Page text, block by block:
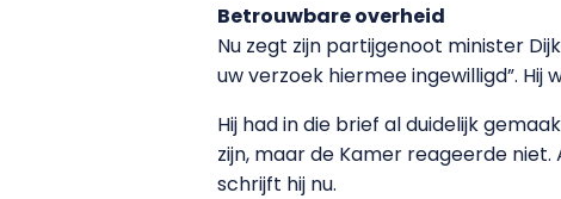
Betrouwbare overheid
Nu zegt zijn partijgenoot minister
uw verzoek hiermee ingewilligd”.
Hij had in die brief al duidelijk
zijn, maar de Kamer reageerde
schrijft hij nu.